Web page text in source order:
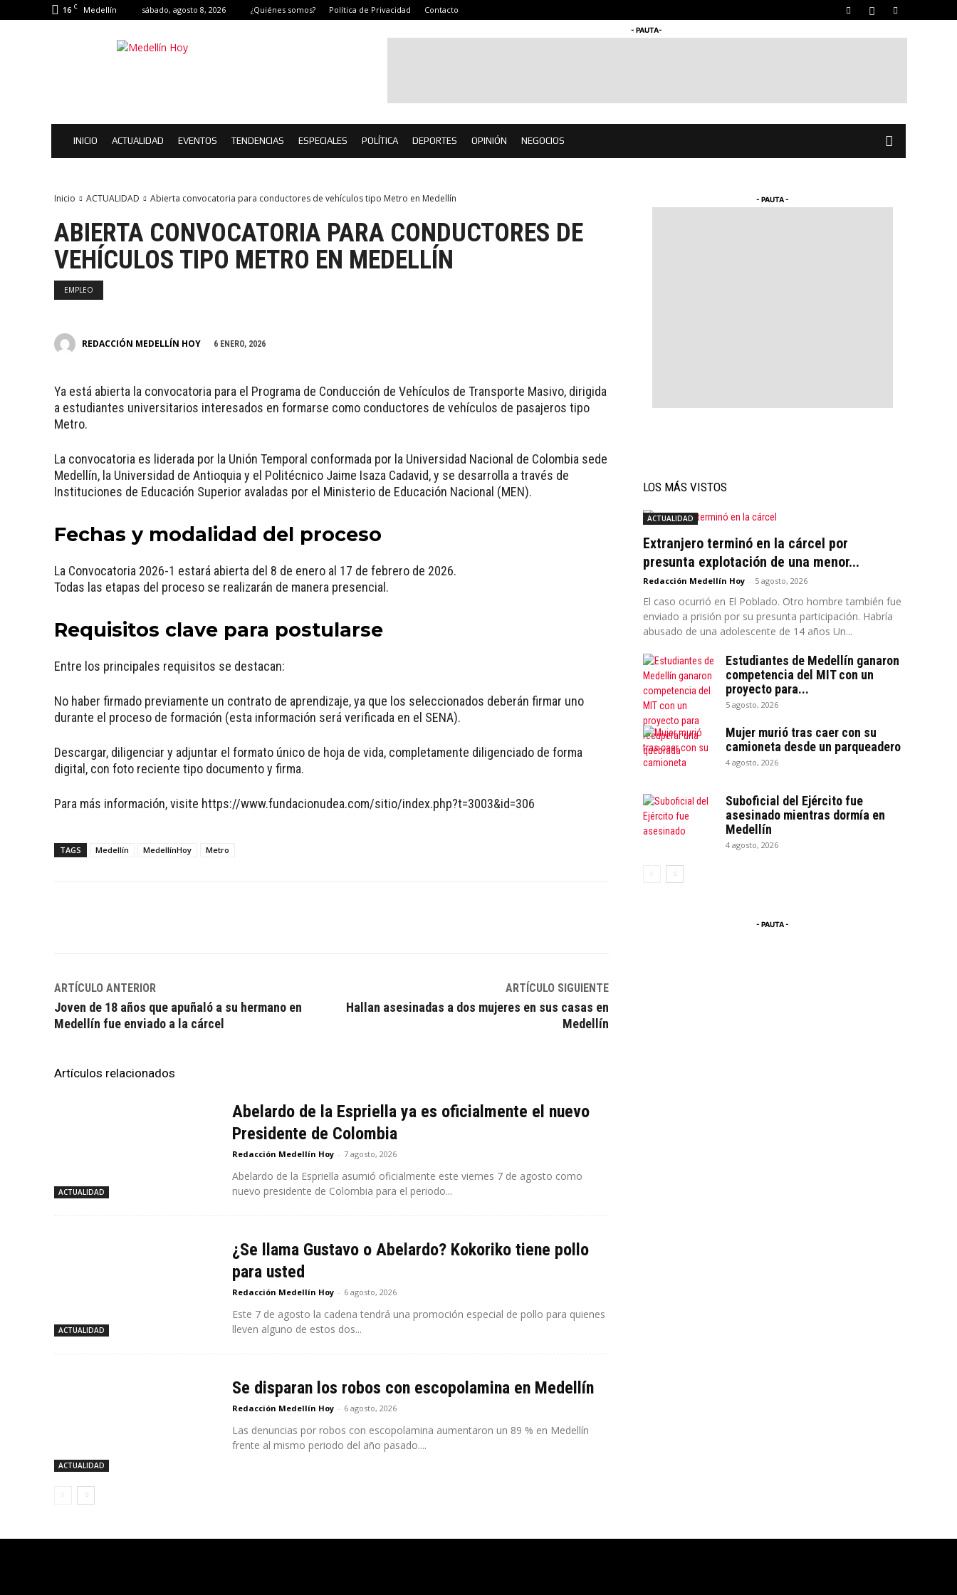
16 C Medellín sábado, agosto 8, 2026 ¿Quiénes somos? Política de Privacidad Contacto
Medellín
- PAUTA-
INICIO ACTUALIDAD EVENTOS TENDENCIAS ESPECIALES POLÍTICA DEPORTES OPINIÓN NEGOCIOS
Inicio ACTUALIDAD Abierta convocatoria para conductores de vehículos tipo Metro en Medellín
ABIERTA CONVOCATORIA PARA CONDUCTORES DE
VEHÍCULOS TIPO METRO EN MEDELLÍN
EMPLEO
REDACCIÓN MEDELLÍN HOY 6 ENERO, 2026
Ya está abierta la convocatoria para el Programa de Conducción de Vehículos de Transporte Masivo, dirigida
a estudiantes universitarios interesados en formarse como conductores de vehículos de pasajeros tipo
Metro.
La convocatoria es liderada por la Unión Temporal conformada por la Universidad Nacional de Colombia sede
Medellín, la Universidad de Antioquia y el Politécnico Jaime Isaza Cadavid, y se desarrolla a través de
Instituciones de Educación Superior avaladas por el Ministerio de Educación Nacional (MEN).
Fechas y modalidad del proceso
La Convocatoria 2026-1 estará abierta del 8 de enero al 17 de febrero de 2026.
Todas las etapas del proceso se realizarán de manera presencial.
Requisitos clave para postularse
Entre los principales requisitos se destacan:
No haber firmado previamente un contrato de aprendizaje, ya que los seleccionados deberán firmar uno
durante el proceso de formación (esta información será verificada en el SENA).
Descargar, diligenciar y adjuntar el formato único de hoja de vida, completamente diligenciado de forma
digital, con foto reciente tipo documento y firma.
Para más información, visite https://www.fundacionudea.com/sitio/index.php?t=3003&id=306
TAGS Medellín MedellínHoy Metro
ARTÍCULO ANTERIOR
Joven de 18 años que apuñaló a su hermano en
Medellín fue enviado a la cárcel
ARTÍCULO SIGUIENTE
Hallan asesinadas a dos mujeres en sus casas en
Medellín
Artículos relacionados
ACTUALIDAD
Abelardo de la Espriella ya es oficialmente el nuevo
Presidente de Colombia
Redacción Medellín Hoy - 7 agosto, 2026
Abelardo de la Espriella asumió oficialmente este viernes 7 de agosto como
nuevo presidente de Colombia para el periodo...
ACTUALIDAD
¿Se llama Gustavo o Abelardo? Kokoriko tiene pollo
para usted
Redacción Medellín Hoy - 6 agosto, 2026
Este 7 de agosto la cadena tendrá una promoción especial de pollo para quienes
lleven alguno de estos dos...
ACTUALIDAD
Se disparan los robos con escopolamina en Medellín
Redacción Medellín Hoy - 6 agosto, 2026
Las denuncias por robos con escopolamina aumentaron un 89 % en Medellín
frente al mismo periodo del año pasado....
- PAUTA -
LOS MÁS VISTOS
ACTUALIDAD
Extranjero terminó en la cárcel por
presunta explotación de una menor...
Redacción Medellín Hoy - 5 agosto, 2026
El caso ocurrió en El Poblado. Otro hombre también fue
enviado a prisión por su presunta participación. Habría
abusado de una adolescente de 14 años Un...
Estudiantes de Medellín ganaron
competencia del MIT con un
proyecto para...
5 agosto, 2026
Mujer murió tras caer con su
camioneta desde un parqueadero
4 agosto, 2026
Suboficial del Ejército fue
asesinado mientras dormía en
Medellín
4 agosto, 2026
- PAUTA -